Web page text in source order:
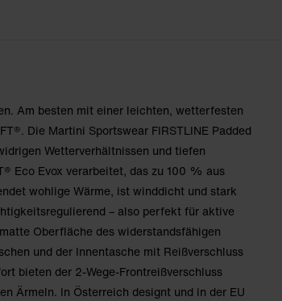
Am besten mit einer leichten, wetterfesten
Die Martini Sportswear FIRSTLINE Padded
Wetterverhältnissen und tiefen
Eco Evox verarbeitet, das zu 100 % aus
wohlige Wärme, ist winddicht und stark
– also perfekt für aktive
Oberfläche des widerstandsfähigen
und der Innentasche mit Reißverschluss
bieten der 2-Wege-Frontreißverschluss
Ärmeln. In Österreich designt und in der EU